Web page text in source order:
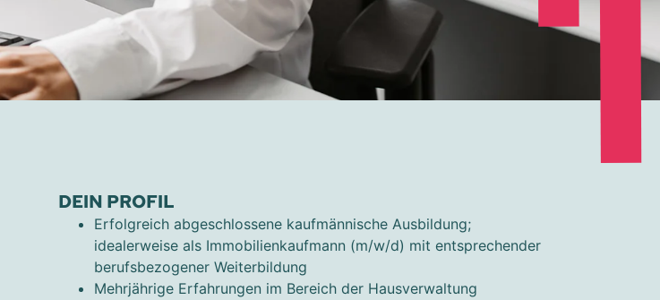
DEIN PROFIL
Erfolgreich abgeschlossene kaufmännische Ausbildung;
idealerweise als Immobilienkaufmann (m/w/d) mit entsprechender
berufsbezogener Weiterbildung
Mehrjährige Erfahrungen im Bereich der Hausverwaltung